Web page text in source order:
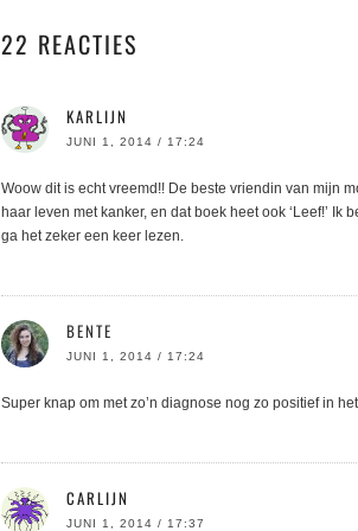
22 REACTIES
KARLIJN
JUNI 1, 2014 / 17:24
Woow dit is echt vreemd!! De beste vriendin van mijn
haar leven met kanker, en dat boek heet ook ‘Leef!’
ga het zeker een keer lezen.
BENTE
JUNI 1, 2014 / 17:24
Super knap om met zo’n diagnose nog zo positief in
CARLIJN
JUNI 1, 2014 / 17:37